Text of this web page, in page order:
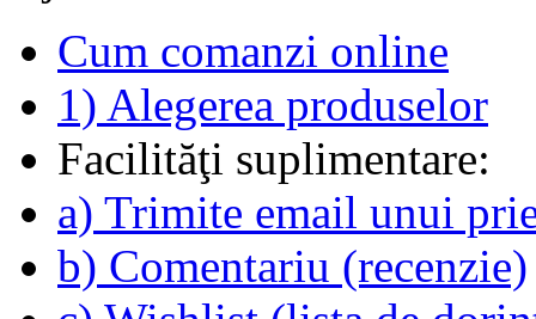
Cum comanzi online
1) Alegerea produselor
Facilităţi suplimentare:
a) Trimite email unui
b) Comentariu (recenzie)